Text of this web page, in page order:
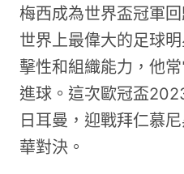
梅西成為世界盃冠軍
世界上最偉大的足球
擊性和組織能力，他
進球。這次歐冠盃
日耳曼，迎戰拜仁慕
華對決。